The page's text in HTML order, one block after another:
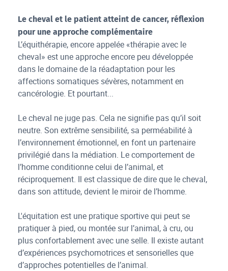
Le cheval et le patient atteint de cancer, réflexion
pour une approche complémentaire
L’équithérapie, encore appelée «thérapie avec le
cheval» est une approche encore peu développée
dans le domaine de la réadaptation pour les
affections somatiques sévères, notamment en
cancérologie. Et pourtant...
Le cheval ne juge pas. Cela ne signifie pas qu’il soit
neutre. Son extrême sensibilité, sa perméabilité à
l’environnement émotionnel, en font un partenaire
privilégié dans la médiation. Le comportement de
l’homme conditionne celui de l’animal, et
réciproquement. Il est classique de dire que le cheval,
dans son attitude, devient le miroir de l’homme.
L'équitation est une pratique sportive qui peut se
pratiquer à pied, ou montée sur l’animal, à cru, ou
plus confortablement avec une selle. Il existe autant
d’expériences psychomotrices et sensorielles que
d’approches potentielles de l’animal.